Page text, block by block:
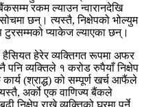
रकम ल्याउन न्वारानदेखि
सोचमा छन्। त्यस्तै, निक्षेपको भोल्युम
टुरसम्मको प्याकेज ल्याएका छन्।
हैसियत हेरेर व्यक्तिगत रूपमा अफर
व्यक्तिले १ करोड रुपैयाँ निक्षेप
(श्राद्ध) को सम्पूर्ण खर्च आफैंले
अर्को एक वाणिज्य बैंकले